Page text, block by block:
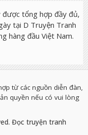
được tổng hợp đầy đủ,
tại D Truyện Tranh
hàng đầu Việt Nam.
từ các nguồn diễn đàn,
quyền nếu có vui lòng
Đọc truyện tranh